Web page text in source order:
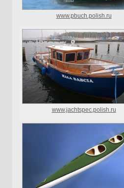
www.pbuch.polish.ru
www.jachtspec.polish.ru